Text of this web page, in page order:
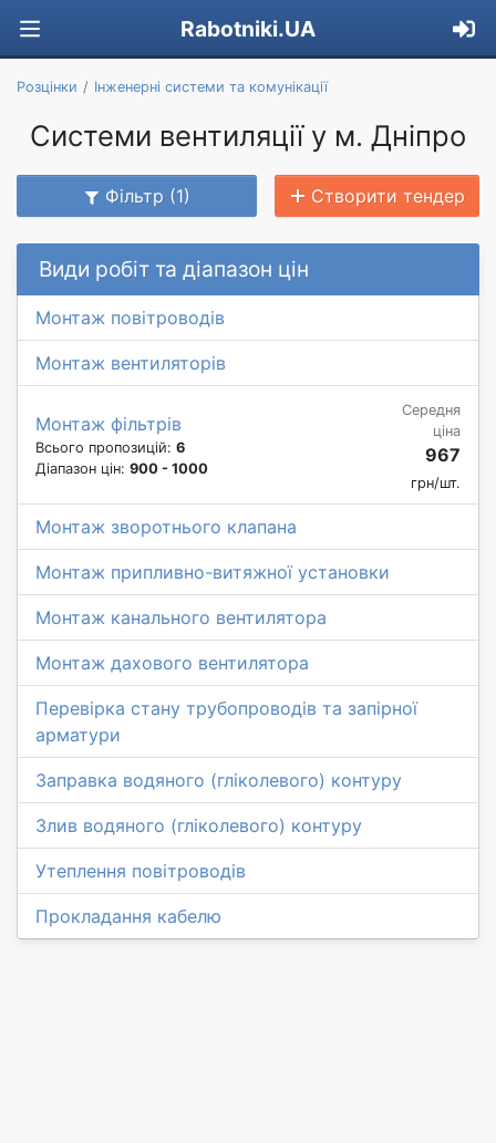
Rabotniki.UA
Розцінки Інженерні системи та комунікації
Системи вентиляції у м. Дніпро
Фільтр (1) Створити тендер
Види робіт та діапазон цін
Монтаж повітроводів
Монтаж вентиляторів
Монтаж фільтрів
Всього пропозицій: 6
Діапазон цін: 900 - 1000
Середня
ціна
967
грн/шт.
Монтаж зворотнього клапана
Монтаж припливно-витяжної установки
Монтаж канального вентилятора
Монтаж дахового вентилятора
Перевірка стану трубопроводів та запірної
арматури
Заправка водяного (гліколевого) контуру
Злив водяного (гліколевого) контуру
Утеплення повітроводів
Прокладання кабелю